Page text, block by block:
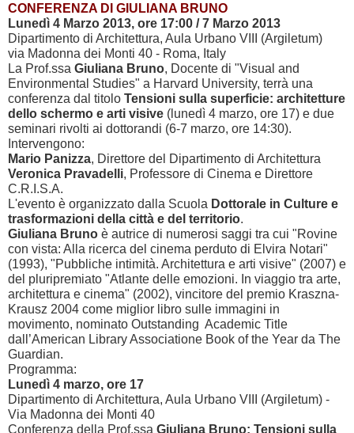
CONFERENZA DI GIULIANA BRUNO
Lunedì 4 Marzo 2013, ore 17:00 / 7 Marzo 2013
Dipartimento di Architettura, Aula Urbano VIII (Argiletum)
via Madonna dei Monti 40 - Roma, Italy
La Prof.ssa Giuliana Bruno, Docente di "Visual and
Environmental Studies" a Harvard University, terrà una
conferenza dal titolo Tensioni sulla superficie: architetture
dello schermo e arti visive (lunedì 4 marzo, ore 17) e due
seminari rivolti ai dottorandi (6-7 marzo, ore 14:30).
Intervengono:
Mario Panizza, Direttore del Dipartimento di Architettura
Veronica Pravadelli, Professore di Cinema e Direttore
C.R.I.S.A.
L'evento è organizzato dalla Scuola Dottorale in Culture e
trasformazioni della città e del territorio.
Giuliana Bruno è autrice di numerosi saggi tra cui "Rovine
con vista: Alla ricerca del cinema perduto di Elvira Notari"
(1993), "Pubbliche intimità. Architettura e arti visive" (2007) e
del pluripremiato "Atlante delle emozioni. In viaggio tra arte,
architettura e cinema" (2002), vincitore del premio Kraszna-
Krausz 2004 come miglior libro sulle immagini in
movimento, nominato Outstanding Academic Title
dall’American Library Associatione Book of the Year da The
Guardian.
Programma:
Lunedì 4 marzo, ore 17
Dipartimento di Architettura, Aula Urbano VIII (Argiletum) -
Via Madonna dei Monti 40
Conferenza della Prof.ssa Giuliana Bruno: Tensioni sulla